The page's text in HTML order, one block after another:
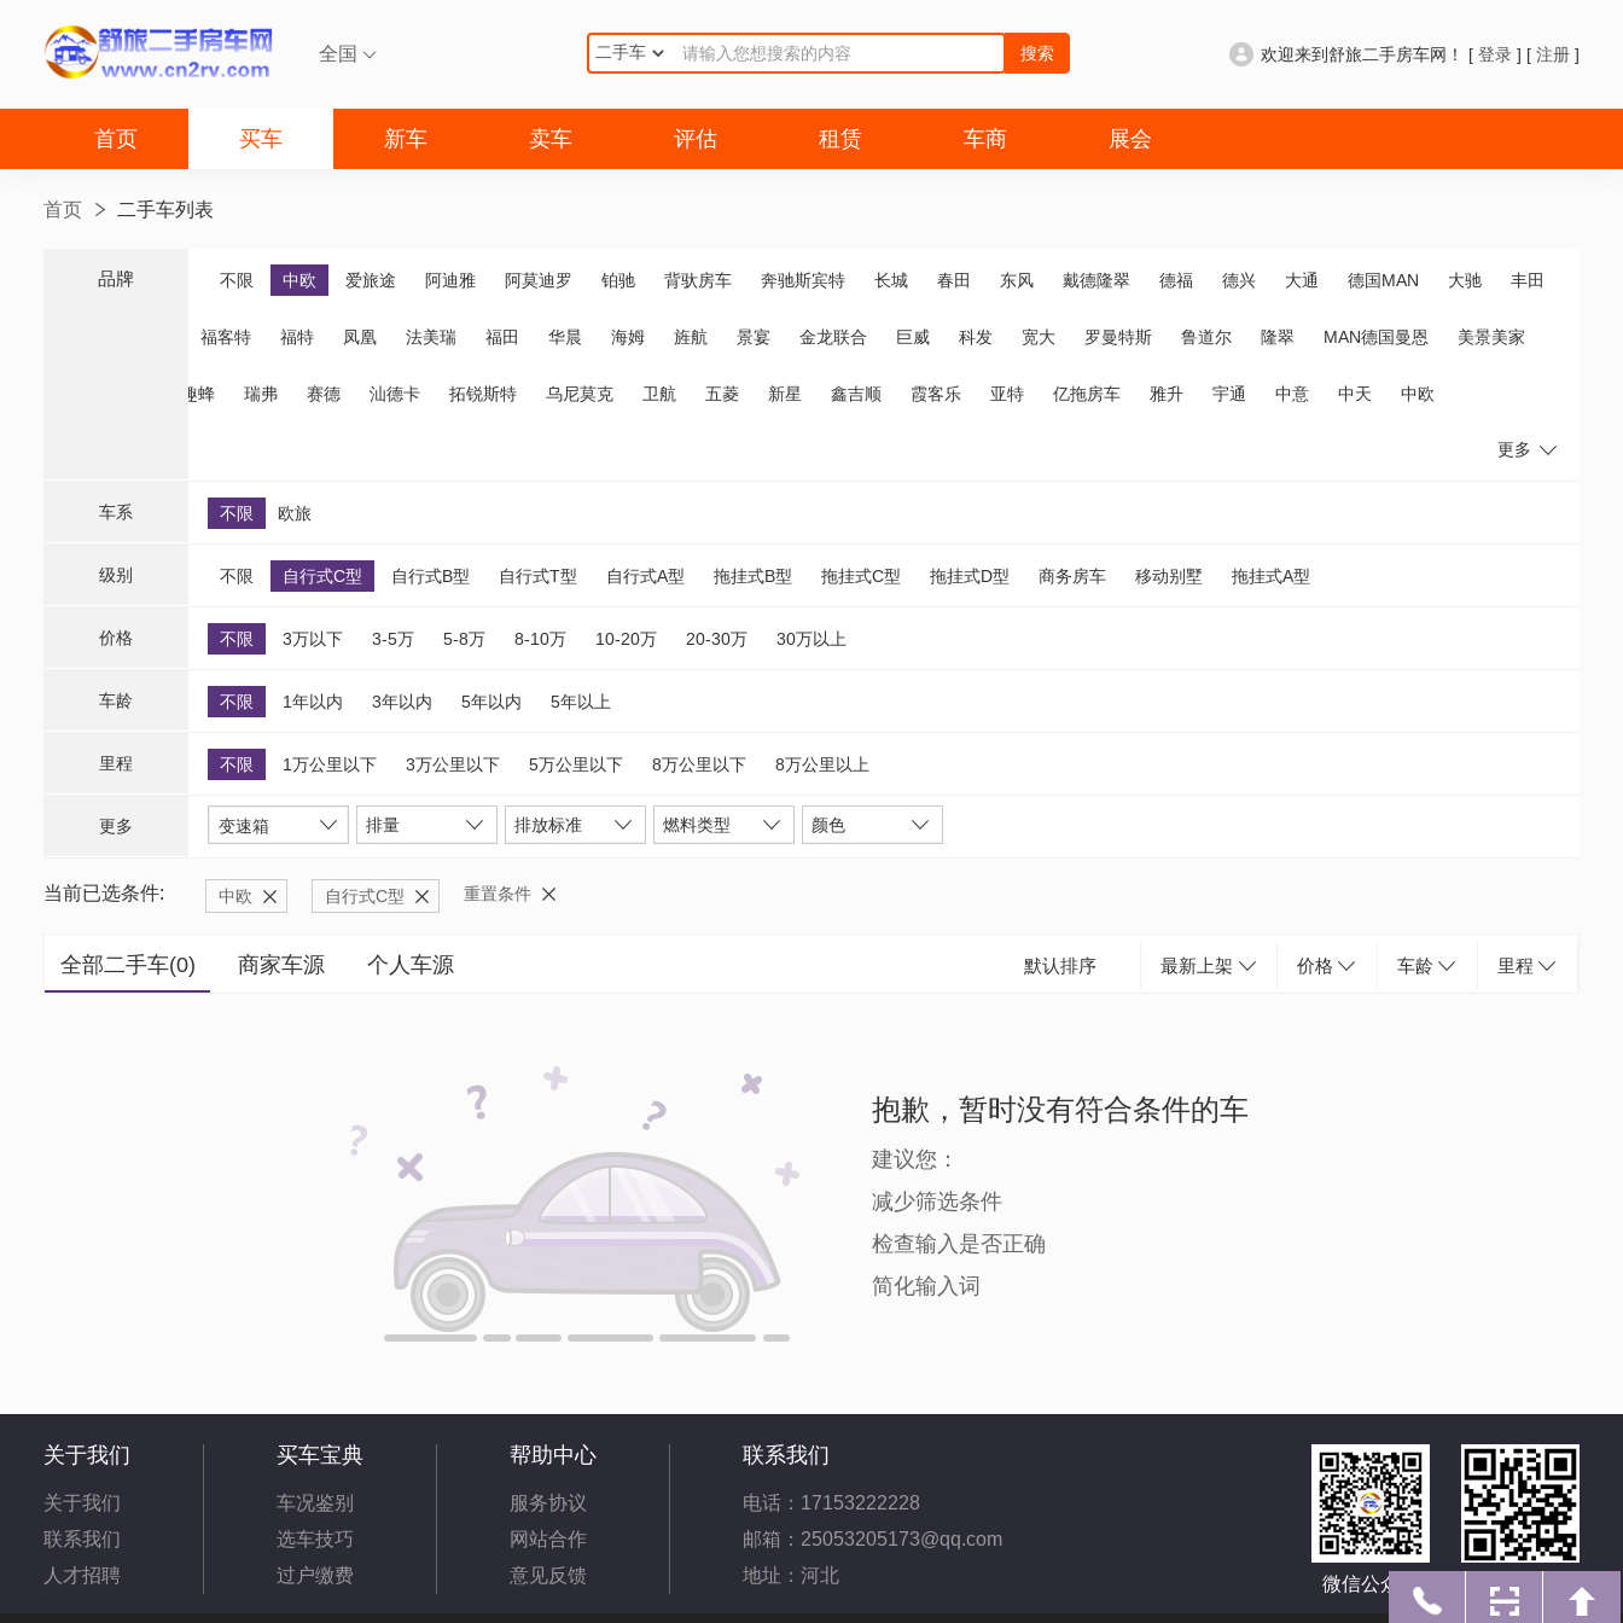
全国  搜索 欢迎来到舒旅二手房车网！ [ 登录 ] [ 注册 ]
首页 买车 新车 卖车 评估 租赁 车商 展会
首页 二手车列表
品牌 不限 中欧 爱旅途 阿迪雅 阿莫迪罗 铂驰 背驮房车 奔驰斯宾特 长城 春田 东风 戴德隆翠 德福 德兴 大通 德国MAN 大驰 丰田
福客特 福特 凤凰 法美瑞 福田 华晨 海姆 旌航 景宴 金龙联合 巨威 科发 宽大 罗曼特斯 鲁道尔 隆翠 MAN德国曼恩 美景美家
趣蜂 瑞弗 赛德 汕德卡 拓锐斯特 乌尼莫克 卫航 五菱 新星 鑫吉顺 霞客乐 亚特 亿拖房车 雅升 宇通 中意 中天 中欧
更多
品牌
车系 不限 欧旅
级别 不限 自行式C型 自行式B型 自行式T型 自行式A型 拖挂式B型 拖挂式C型 拖挂式D型 商务房车 移动别墅 拖挂式A型
价格 不限 3万以下 3-5万 5-8万 8-10万 10-20万 20-30万 30万以上
车龄 不限 1年以内 3年以内 5年以内 5年以上
里程 不限 1万公里以下 3万公里以下 5万公里以下 8万公里以下 8万公里以上
更多 变速箱 排量 排放标准 燃料类型 颜色
当前已选条件: 中欧 自行式C型 重置条件
全部二手车(0) 商家车源 个人车源 默认排序 最新上架 价格 车龄 里程
抱歉，暂时没有符合条件的车
建议您：
减少筛选条件
检查输入是否正确
简化输入词
关于我们
关于我们
联系我们
人才招聘
买车宝典
车况鉴别
选车技巧
过户缴费
帮助中心
服务协议
网站合作
意见反馈
联系我们
电话：17153222228
邮箱：25053205173@qq.com
地址：河北
微信公众号 手机网址